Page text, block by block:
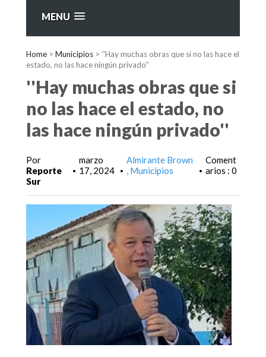
MENU
Home > Municipios > ''Hay muchas obras que si no las hace el
estado, no las hace ningún privado''
''Hay muchas obras que si
no las hace el estado, no
las hace ningún privado''
Por
Reporte
Sur
•
marzo
17, 2024
•
Almirante Brown
Municipios
•
Coment
arios : 0